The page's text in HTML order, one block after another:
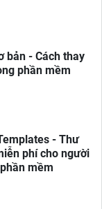
bản - Cách thay
phần mềm
- Thư
phí cho người
mềm